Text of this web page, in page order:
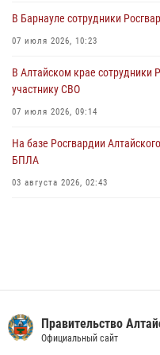
02 июля 2026, 00:55
Алтайскому краю подведены
01 июля 2026, 07:49
В Барнауле сотрудники
07 июля 2026, 10:23
В Алтайском крае сотрудники
участнику СВО
07 июля 2026, 09:14
На базе Росгвардии
БПЛА
03 августа 2026, 02:43
Правительство
Официальный сайт